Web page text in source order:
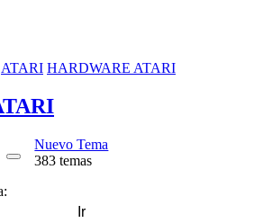
ATARI HARDWARE ATARI
Nuevo Tema
Buscar
Búsqueda
avanzada
383 temas